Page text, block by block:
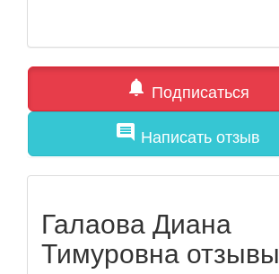
notifications Подписаться
comment Написать отзыв
Галаова Диана
Тимуровна отзывы